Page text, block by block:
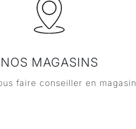
NOS MAGASINS
faire conseiller en magasin